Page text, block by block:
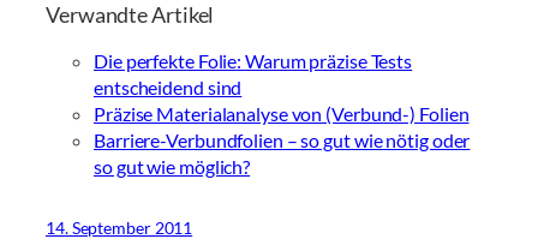
Verwandte Artikel
Die perfekte Folie: Warum präzise Tests
entscheidend sind
Präzise Materialanalyse von (Verbund-) Folien
Barriere-Verbundfolien – so gut wie nötig oder
so gut wie möglich?
14. September 2011